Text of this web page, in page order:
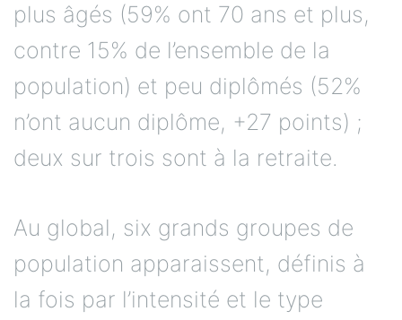
plus âgés (59% ont 70 ans et plus,
contre 15% de l’ensemble de la
population) et peu diplômés (52%
n’ont aucun diplôme, +27 points) ;
deux sur trois sont à la retraite.
Au global, six grands groupes de
population apparaissent, définis à
la fois par l’intensité et le type